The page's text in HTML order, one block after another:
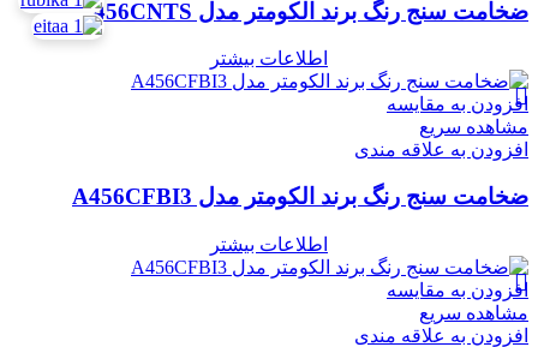
ضخامت سنج رنگ برند الکومتر مدل A456CNTS
اطلاعات بیشتر
افزودن به مقایسه
مشاهده سریع
افزودن به علاقه مندی
ضخامت سنج رنگ برند الکومتر مدل A456CFBI3
اطلاعات بیشتر
افزودن به مقایسه
مشاهده سریع
افزودن به علاقه مندی